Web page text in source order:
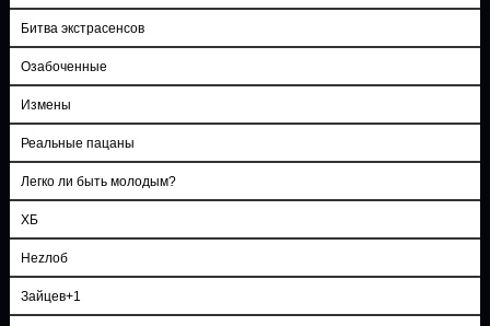
Битва экстрасенсов
Озабоченные
Измены
Реальные пацаны
Легко ли быть молодым?
ХБ
Неzлоб
Зайцев+1